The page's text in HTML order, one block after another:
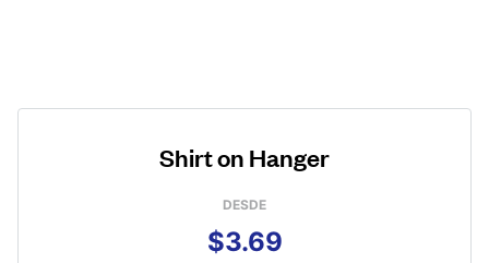
Shirt on Hanger
DESDE
$3.69